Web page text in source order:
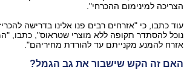
הצריכה למינימום ההכרחי".
עוד כתבו, כי "אזרחים רבים פנו אלינו בדרישה
נוכל להסתדר תקופה ללא מוצרי שטראוס", כתבו,
אזרח להמנע מקנייתם עד להורדת מחיריהם".
האם זה הקש שישבור את גב הגמל?